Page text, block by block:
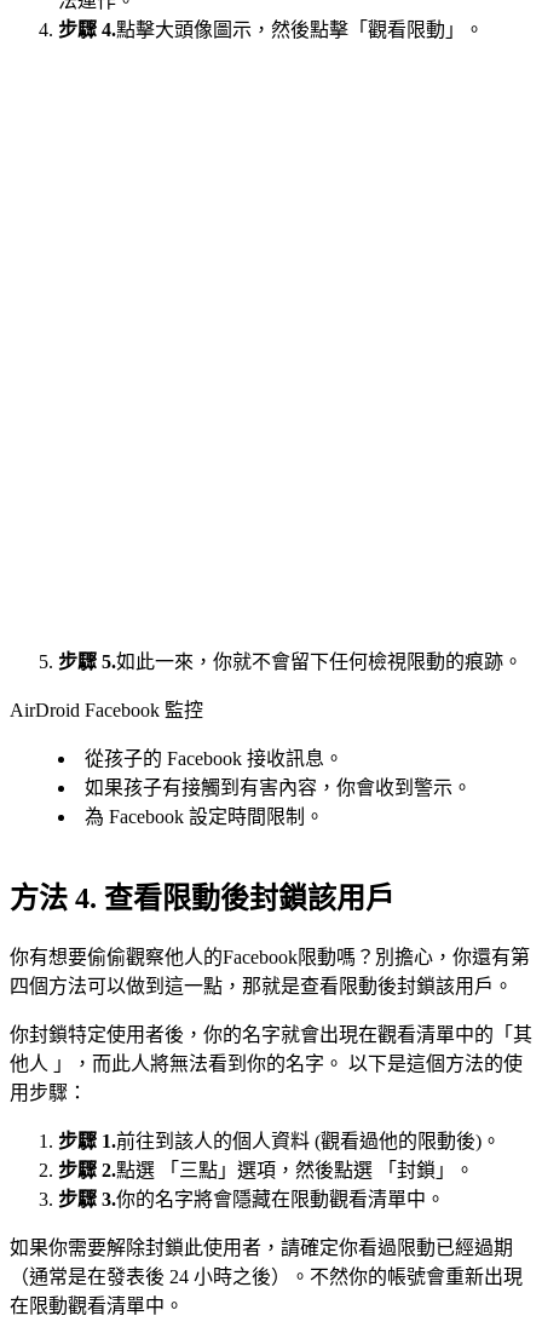
步驟 4.點擊大頭像圖示，然後點擊「觀看限動」。
步驟 5.如此一來，你就不會留下任何檢視限動的痕跡。
AirDroid Facebook 監控
從孩子的 Facebook 接收訊息。
如果孩子有接觸到有害內容，你會收到警示。
為 Facebook 設定時間限制。
方法 4. 查看限動後封鎖該用戶
你有想要偷偷觀察他人的Facebook限動嗎？別擔心，你還有第
四個方法可以做到這一點，那就是查看限動後封鎖該用戶。
你封鎖特定使用者後，你的名字就會出現在觀看清單中的「其
他人 」，而此人將無法看到你的名字。 以下是這個方法的使
用步驟：
步驟 1.前往到該人的個人資料 (觀看過他的限動後)。
步驟 2.點選 「三點」選項，然後點選 「封鎖」。
步驟 3.你的名字將會隱藏在限動觀看清單中。
如果你需要解除封鎖此使用者，請確定你看過限動已經過期
（通常是在發表後 24 小時之後）。不然你的帳號會重新出現
在限動觀看清單中。